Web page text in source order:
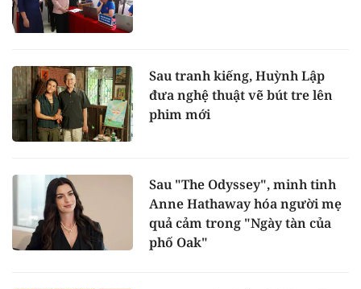
Sau tranh kiếng, Huỳnh Lập
đưa nghệ thuật vẽ bút tre lên
phim mới
Sau "The Odyssey", minh tinh
Anne Hathaway hóa người mẹ
quả cảm trong "Ngày tàn của
phố Oak"